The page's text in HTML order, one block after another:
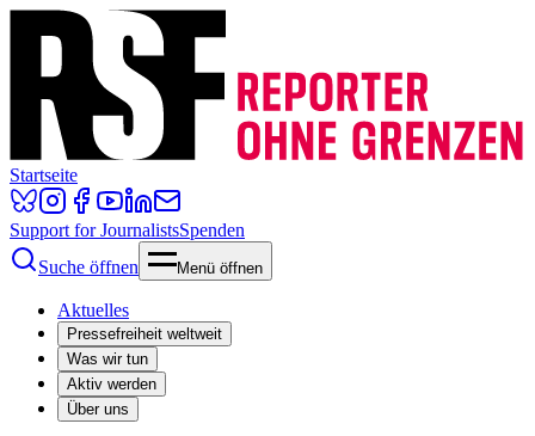
Startseite
Support for JournalistsSpenden
Suche öffnen
Menü öffnen
Aktuelles
Pressefreiheit weltweit
Was wir tun
Aktiv werden
Über uns